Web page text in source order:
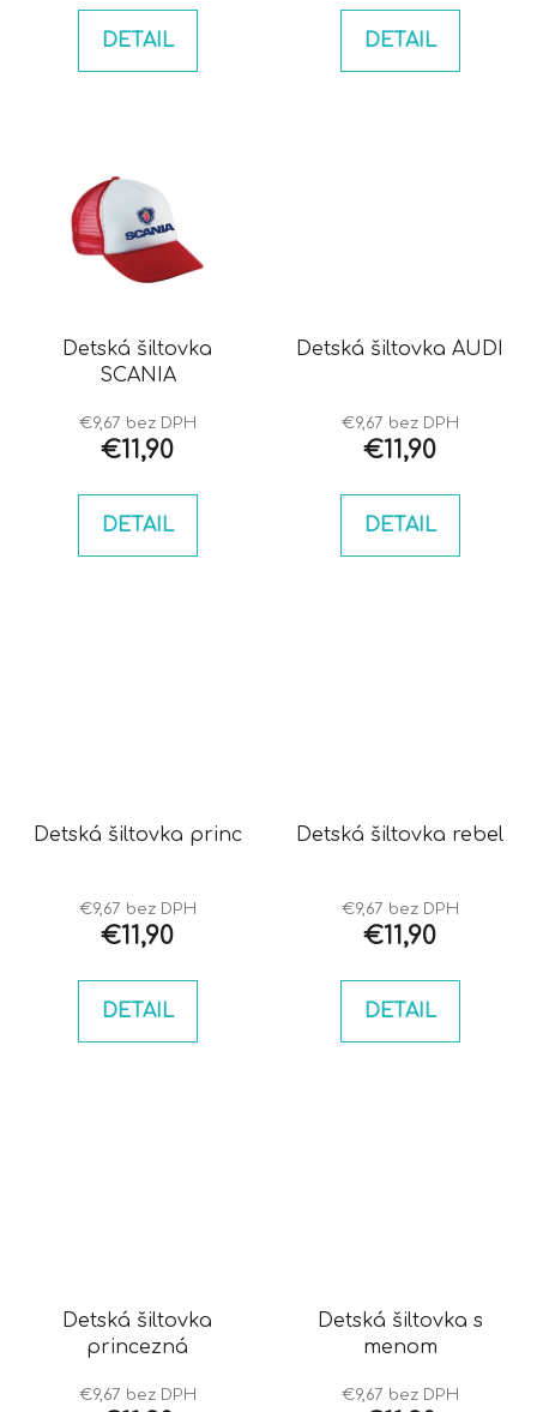
DETAIL DETAIL
Detská šiltovka
SCANIA
€9,67 bez DPH
€11,90
DETAIL
Detská šiltovka AUDI
€9,67 bez DPH
€11,90
DETAIL
Detská šiltovka princ
€9,67 bez DPH
€11,90
DETAIL
Detská šiltovka rebel
€9,67 bez DPH
€11,90
DETAIL
Detská šiltovka
princezná
€9,67 bez DPH
Detská šiltovka s
menom
€9,67 bez DPH